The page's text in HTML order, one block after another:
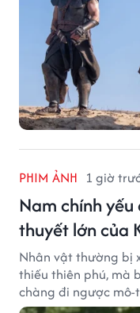
PHIM ẢNH 1 giờ
Nam chính
thuyết lớn của
Nhân vật thường bị
thiếu thiên phú, mà
chàng đi ngược